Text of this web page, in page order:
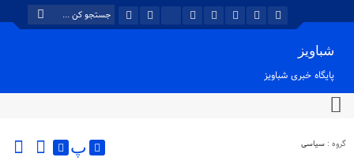
شباویز
پایگاه خبری شباویز
گروه : سیاسی پ